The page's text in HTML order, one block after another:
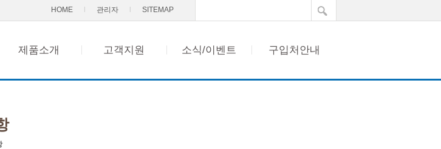
HOME 관리자 SITEMAP
제품소개 고객지원 소식/이벤트 구입처안내
자주묻는질문
1:1문의
이벤트